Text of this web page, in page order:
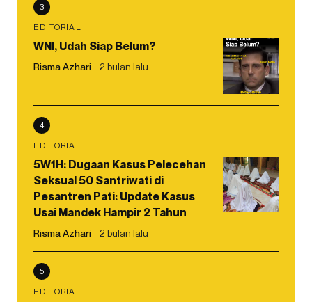
3
EDITORIAL
WNI, Udah Siap Belum?
Risma Azhari 2 bulan lalu
4
EDITORIAL
5W1H: Dugaan Kasus Pelecehan
Seksual 50 Santriwati di
Pesantren Pati: Update Kasus
Usai Mandek Hampir 2 Tahun
Risma Azhari 2 bulan lalu
5
EDITORIAL